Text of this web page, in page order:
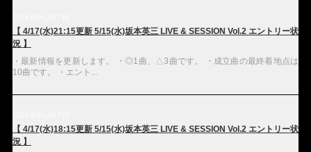
【 4/17(水)21:15更新 5/15(水)坂本英三 LIVE & SESSION Vol.2 エントリー状
況 】
・最新情報を更新します。 ・◎1曲、△3曲です。 ・成立曲の最終着地点は
10曲です。 ・エント...
【 4/17(水)18:15更新 5/15(水)坂本英三 LIVE & SESSION Vol.2 エントリー状
況 】